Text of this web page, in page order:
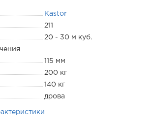
Kastor
211
20 - 30 м куб.
115 мм
200 кг
140 кг
дрова